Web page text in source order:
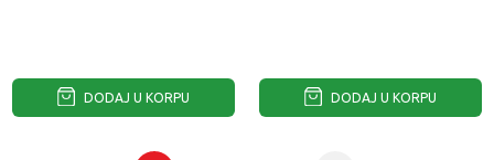
DODAJ U KORPU DODAJ U KORPU